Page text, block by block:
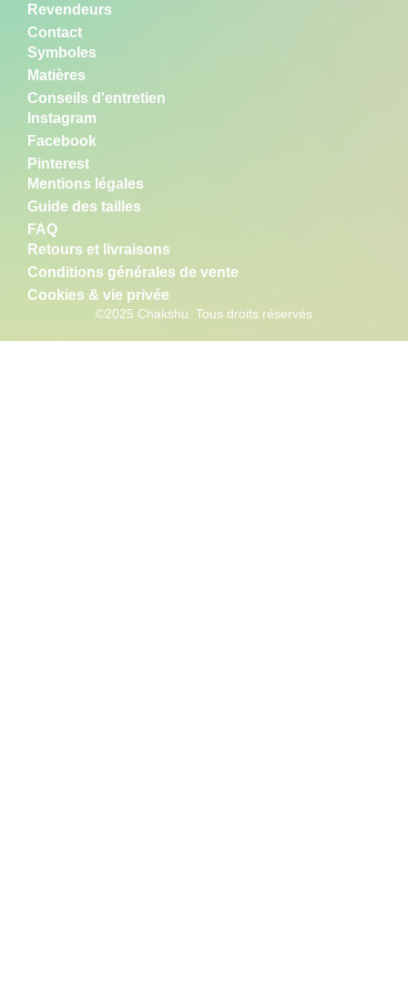
Revendeurs
Contact
Symboles
Matières
Conseils d'entretien
Instagram
Facebook
Pinterest
Mentions légales
Guide des tailles
FAQ
Retours et livraisons
Conditions générales de vente
Cookies & vie privée
E
m
a
i
l
*
©2025 Chakshu. Tous droits réservés